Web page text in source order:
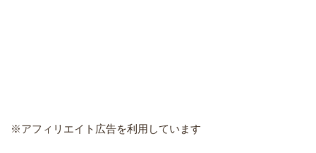
※アフィリエイト広告を利用しています